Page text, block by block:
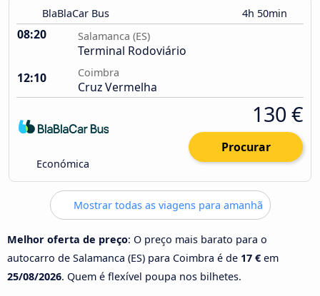
BlaBlaCar Bus 4h 50min
08:20 Salamanca (ES)
Terminal Rodoviário
12:10
Coimbra
Cruz Vermelha
Económica
130 €
Procurar
Mostrar todas as viagens para amanhã
Melhor oferta de preço: O preço mais barato para o
autocarro de Salamanca (ES) para Coimbra é de 17 € em
25/08/2026. Quem é flexível poupa nos bilhetes.